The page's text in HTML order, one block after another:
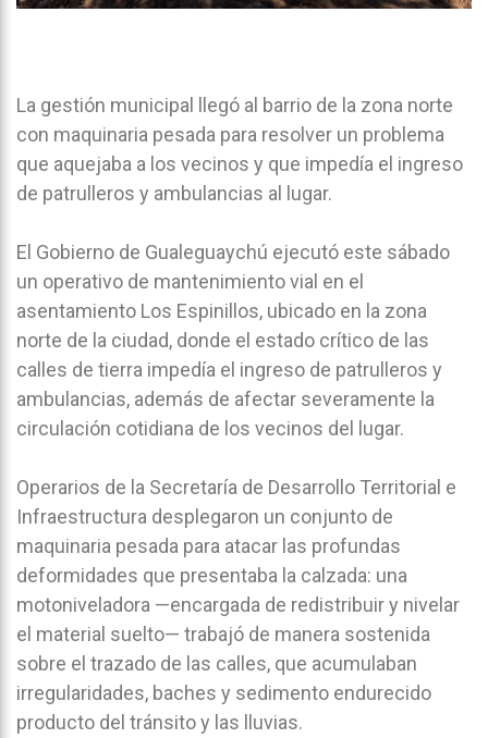
La gestión municipal llegó al barrio de la zona norte
con maquinaria pesada para resolver un problema
que aquejaba a los vecinos y que impedía el ingreso
de patrulleros y ambulancias al lugar.
El Gobierno de Gualeguaychú ejecutó este sábado
un operativo de mantenimiento vial en el
asentamiento Los Espinillos, ubicado en la zona
norte de la ciudad, donde el estado crítico de las
calles de tierra impedía el ingreso de patrulleros y
ambulancias, además de afectar severamente la
circulación cotidiana de los vecinos del lugar.
Operarios de la Secretaría de Desarrollo Territorial e
Infraestructura desplegaron un conjunto de
maquinaria pesada para atacar las profundas
deformidades que presentaba la calzada: una
motoniveladora —encargada de redistribuir y nivelar
el material suelto— trabajó de manera sostenida
sobre el trazado de las calles, que acumulaban
irregularidades, baches y sedimento endurecido
producto del tránsito y las lluvias.